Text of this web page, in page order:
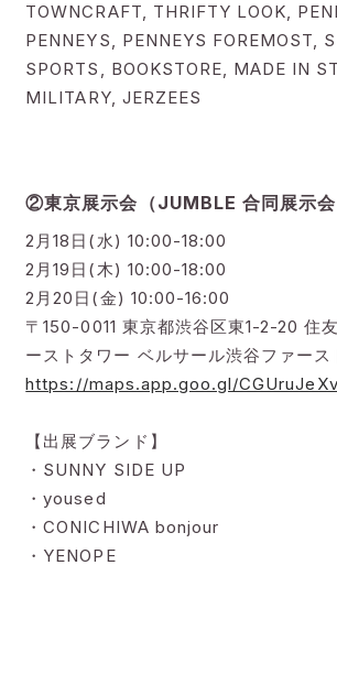
TOWNCRAFT, THRIFTY LOOK,
PENNEYS, PENNEYS FOREMOST,
SPORTS, BOOKSTORE, MADE IN
MILITARY, JERZEES
②東京展示会（JUMBLE 合同展示会
2月18日(水) 10:00-18:00
2月19日(木) 10:00-18:00
2月20日(金) 10:00-16:00
〒150-0011 東京都渋谷区東1-2-20 住
ーストタワー ベルサール渋谷ファー
https://maps.app.goo.gl/
【出展ブランド】
・SUNNY SIDE UP
・yoused
・CONICHIWA bonjour
・YENOPE